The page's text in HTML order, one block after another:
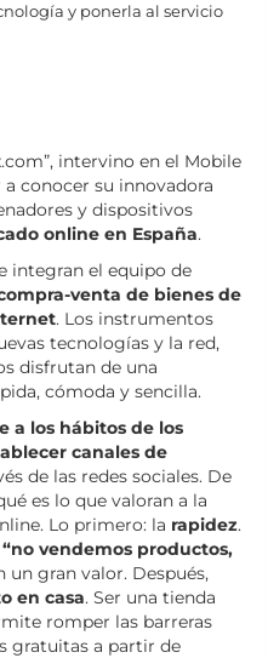
y ponerla al servicio
intervino en el Mobile
conocer su innovadora
y dispositivos
online en España.
integran el equipo de
venta de bienes de
. Los instrumentos
tecnologías y la red,
disfrutan de una
cómoda y sencilla.
a los hábitos de los
canales de
de las redes sociales. De
es lo que valoran a la
Lo primero: la rapidez.
“no vendemos productos,
un gran valor. Después,
en casa. Ser una tienda
romper las barreras
gratuitas a partir de